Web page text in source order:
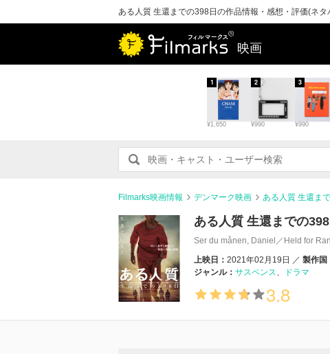
ある人質 生還までの398日の作品情報・感想・評価(ネタ
映画
¥1,650
1
¥990
2
¥990
3
Filmarks映画情報 デンマーク映画 ある人質 生還ま
ある人質 生還までの398
Ser du månen, Daniel／Held for
上映日： 2021年02月19日 製作国
ジャンル： サスペンス ドラマ
3.8